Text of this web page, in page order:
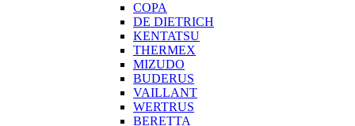
COPA
DE DIETRICH
KENTATSU
THERMEX
MIZUDO
BUDERUS
VAILLANT
WERTRUS
BERETTA